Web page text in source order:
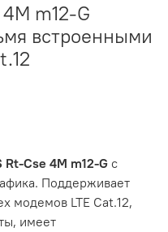
m12-G
встроенными
Rt-Cse 4M m12-G с
Поддерживает
модемов LTE Cat.12,
имеет